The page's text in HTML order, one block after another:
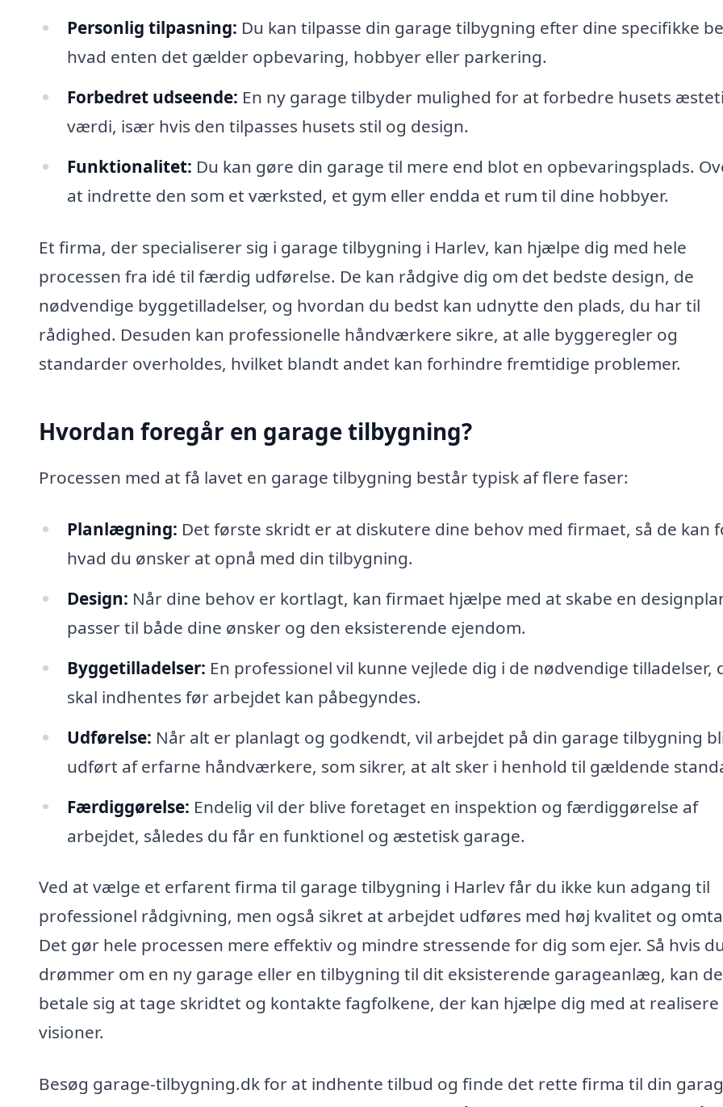
Personlig tilpasning: Du kan tilpasse din garage tilbygning efter dine specifikke
hvad enten det gælder opbevaring, hobbyer eller parkering.
Forbedret udseende: En ny garage tilbyder mulighed for at forbedre husets
værdi, især hvis den tilpasses husets stil og design.
Funktionalitet: Du kan gøre din garage til mere end blot en opbevaringsplads.
at indrette den som et værksted, et gym eller endda et rum til dine hobbyer.
Et firma, der specialiserer sig i garage tilbygning i Harlev, kan hjælpe dig med hele
processen fra idé til færdig udførelse. De kan rådgive dig om det bedste design, de
nødvendige byggetilladelser, og hvordan du bedst kan udnytte den plads, du har til
rådighed. Desuden kan professionelle håndværkere sikre, at alle byggeregler og
standarder overholdes, hvilket blandt andet kan forhindre fremtidige problemer.
Hvordan foregår en garage tilbygning?
Processen med at få lavet en garage tilbygning består typisk af flere faser:
Planlægning: Det første skridt er at diskutere dine behov med firmaet, så de kan
hvad du ønsker at opnå med din tilbygning.
Design: Når dine behov er kortlagt, kan firmaet hjælpe med at skabe en
passer til både dine ønsker og den eksisterende ejendom.
Byggetilladelser: En professionel vil kunne vejlede dig i de nødvendige tilladelser,
skal indhentes før arbejdet kan påbegyndes.
Udførelse: Når alt er planlagt og godkendt, vil arbejdet på din garage tilbygning
udført af erfarne håndværkere, som sikrer, at alt sker i henhold til gældende
Færdiggørelse: Endelig vil der blive foretaget en inspektion og færdiggørelse af
arbejdet, således du får en funktionel og æstetisk garage.
Ved at vælge et erfarent firma til garage tilbygning i Harlev får du ikke kun adgang til
professionel rådgivning, men også sikret at arbejdet udføres med høj kvalitet og
Det gør hele processen mere effektiv og mindre stressende for dig som ejer. Så hvis du
drømmer om en ny garage eller en tilbygning til dit eksisterende garageanlæg, kan
betale sig at tage skridtet og kontakte fagfolkene, der kan hjælpe dig med at realisere
visioner.
Besøg garage-tilbygning.dk for at indhente tilbud og finde det rette firma til din